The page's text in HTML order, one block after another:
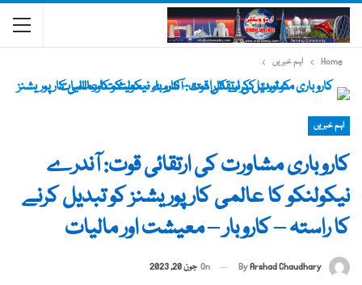
Home اہم خبریں
اہم خبریں
کاروباری مشاورت کی ارتقائی قوت: آندرے
نیکولنکو کا عالمی کارپوریشنز کو تبدیل کرنے
کا راستہ – کاروبار – معیشت اور مالیات
ByArshad Chaudhary
On جون 20, 2023